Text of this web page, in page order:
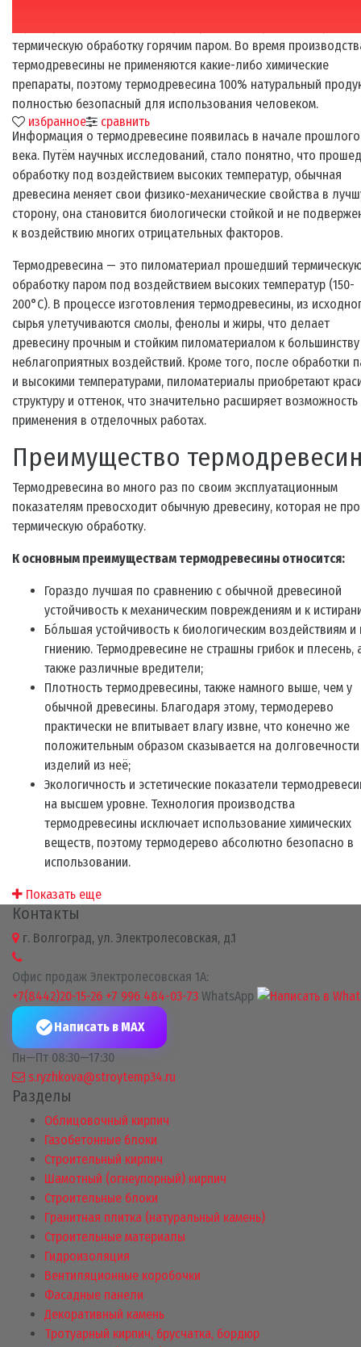
избранное сравнить
термическую обработку горячим паром. Во время
термодревесины не применяются какие-либо химические
препараты, поэтому термодревесина 100% натуральный
полностью безопасный для использования человеком.
Информация о термодревесине появилась в начале прошлого
века. Путём научных исследований, стало понятно, что
обработку под воздействием высоких температур, обычная
древесина меняет свои физико-механические свойства в
сторону, она становится биологически стойкой и не
к воздействию многих отрицательных факторов.
Термодревесина — это пиломатериал прошедший
обработку паром под воздействием высоких температур (150-
200°С). В процессе изготовления термодревесины, из
сырья улетучиваются смолы, фенолы и жиры, что делает
древесину прочным и стойким пиломатериалом к большинству
неблагоприятных воздействий. Кроме того, после обработки
и высокими температурами, пиломатериалы приобретают
структуру и оттенок, что значительно расширяет возможность
применения в отделочных работах.
Преимущество
Термодревесина во много раз по своим эксплуатационным
показателям превосходит обычную древесину, которая не
термическую обработку.
К основным преимуществам термодревесины относится:
Гораздо лучшая по сравнению с обычной древесиной
устойчивость к механическим повреждениям и к
Бóльшая устойчивость к биологическим воздействиям и
гниению. Термодревесине не страшны грибок и плесень,
также различные вредители;
Плотность термодревесины, также намного выше, чем у
обычной древесины. Благодаря этому, термодерево
практически не впитывает влагу извне, что конечно же
положительным образом сказывается на долговечности
изделий из неё;
Экологичность и эстетические показатели
на высшем уровне. Технология производства
термодревесины исключает использование химических
веществ, поэтому термодерево абсолютно безопасно в
использовании.
Показать еще
Контакты
г. Волгоград, ул. Электролесовская, д.1
Офис продаж Электролесовская 1А:
+7(8442)20-15-26 +7 996 484-03-73 WhatsApp
Написать в MAX
Пн—Пт 08:30—17:30
s.ryzhkova@stroytemp34.ru
Разделы
Облицовочный кирпич
Газобетонные блоки
Строительный кирпич
Шамотный (огнеупорный) кирпич
Строительные блоки
Гранитная плитка (натуральный камень)
Строительные материалы
Гидроизоляция
Вентиляционные коробочки
Фасадные панели
Декоративный камень
Тротуарный кирпич, брусчатка, бордюр